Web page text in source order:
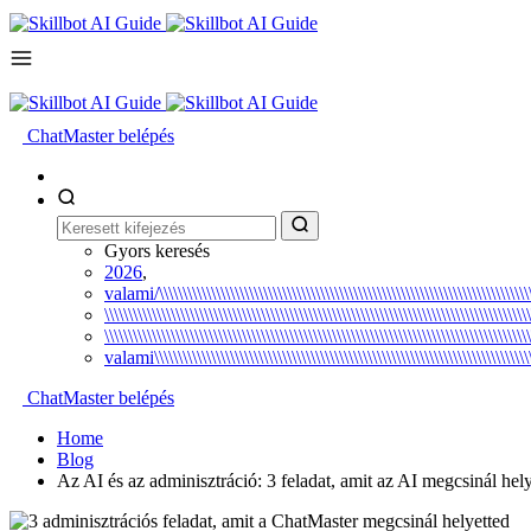
ChatMaster belépés
Gyors keresés
2026,
valami/
ChatMaster belépés
Home
Blog
Az AI és az adminisztráció: 3 feladat, amit az AI megcsinál